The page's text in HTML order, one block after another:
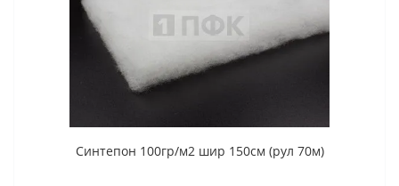
Синтепон 100гр/м2 шир 150см (рул 70м)